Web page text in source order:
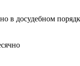
в досудебном